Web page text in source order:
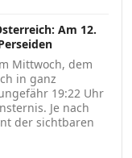
Am 12.
Mittwoch, dem
in ganz
19:22 Uhr
Je nach
der sichtbaren